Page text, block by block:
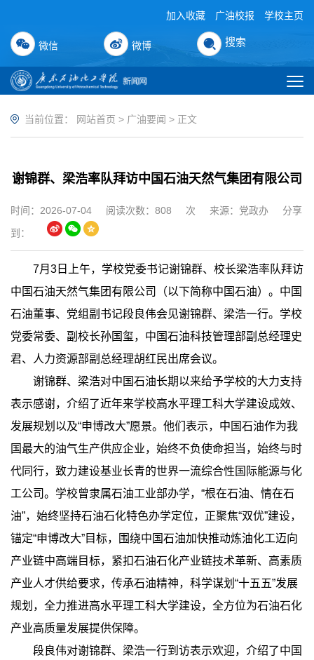
加入收藏 广油校报 学校主页
微信 微博 搜索
当前位置： 网站首页 > 广油要闻 > 正文
谢锦群、梁浩率队拜访中国石油天然气集团有限公司
时间：2026-07-04 阅读次数： 808 次 来源：党政办
分享
到：
7月3日上午，学校党委书记谢锦群、校长梁浩率队拜访
中国石油天然气集团有限公司（以下简称中国石油）。中国
石油董事、党组副书记段良伟会见谢锦群、梁浩一行。学校
党委常委、副校长孙国玺，中国石油科技管理部副总经理史
君、人力资源部副总经理胡红民出席会议。
谢锦群、梁浩对中国石油长期以来给予学校的大力支持
表示感谢，介绍了近年来学校高水平理工科大学建设成效、
发展规划以及“申博改大”愿景。他们表示，中国石油作为我
国最大的油气生产供应企业，始终不负使命担当，始终与时
代同行，致力建设基业长青的世界一流综合性国际能源与化
工公司。学校曾隶属石油工业部办学，“根在石油、情在石
油”，始终坚持石油石化特色办学定位，正聚焦“双优”建设，
锚定“申博改大”目标，围绕中国石油加快推动炼油化工迈向
产业链中高端目标，紧扣石油石化产业链技术革新、高素质
产业人才供给要求，传承石油精神，科学谋划“十五五”发展
规划，全力推进高水平理工科大学建设，全方位为石油石化
产业高质量发展提供保障。
段良伟对谢锦群、梁浩一行到访表示欢迎，介绍了中国